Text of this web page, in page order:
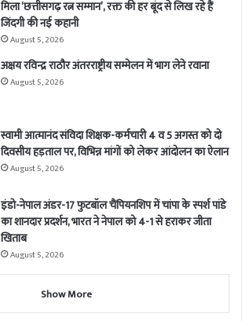
मिला ‘छत्तीसगढ़ रत्न सम्मान’, रक्त की हर बूंद से लिख रहे हैं
जिंदगी की नई कहानी
August 5, 2026
अक्षय रविन्द्र राठौर अंतरराष्ट्रीय सम्मेलन में भाग लेने रवाना
August 5, 2026
स्वामी आत्मानंद संविदा शिक्षक-कर्मचारी 4 व 5 अगस्त को दो
दिवसीय हड़ताल पर, विभिन्न मांगों को लेकर आंदोलन का ऐलान
August 5, 2026
इंडो-नेपाल अंडर-17 फुटबॉल चैंपियनशिप में चांपा के स्पर्श पांडे
का शानदार प्रदर्शन, भारत ने नेपाल को 4-1 से हराकर जीता
खिताब
August 5, 2026
Show More